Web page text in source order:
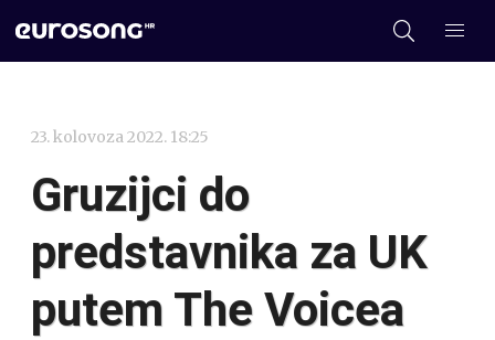
23. kolovoza 2022. 18:25
Gruzijci do
predstavnika za UK
putem The Voicea